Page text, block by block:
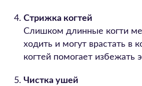
Стрижка когтей
Слишком длинные когти
ходить и могут врастать в
когтей помогает избежать
Чистка ушей